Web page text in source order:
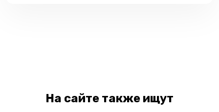
На сайте также ищут